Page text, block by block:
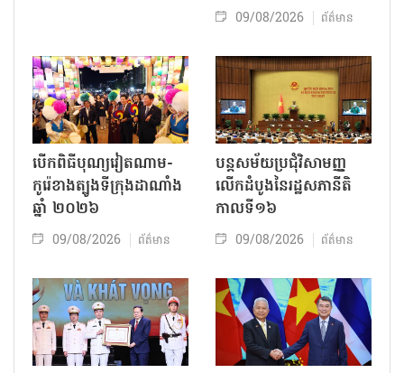
09/08/2026 ព័ត៌មាន
បើកពិធីបុណ្យវៀតណាម-
កូរ៉េខាងត្បូងទីក្រុងដាណាំង
ឆ្នាំ ២០២៦
09/08/2026 ព័ត៌មាន
បន្តសម័យប្រជុំវិសាមញ្ញ
លើកដំបូងនៃរដ្ឋសភានីតិ
កាលទី១៦
09/08/2026 ព័ត៌មាន